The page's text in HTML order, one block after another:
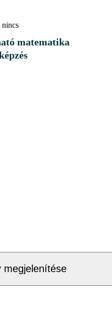
nincs
matematika
megjelenítése